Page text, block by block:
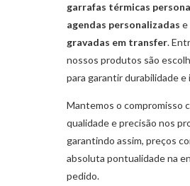
garrafas térmicas
agendas personalizadas e
gravadas em transfer.
nossos produtos são
para garantir durabilidade e
Mantemos o compromisso
qualidade e precisão nos
garantindo assim, preços
absoluta pontualidade na
pedido.